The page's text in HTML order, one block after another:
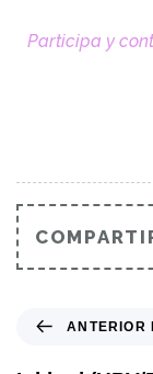
Participa y
ANTERIOR